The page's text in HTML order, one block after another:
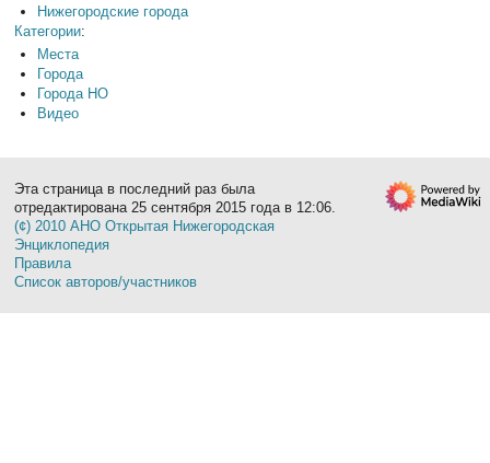
Нижегородские города
Категории:
Места
Города
Города НО
Видео
Эта страница в последний раз была
отредактирована 25 сентября 2015 года в 12:06.
(¢) 2010 АНО Открытая Нижегородская
Энциклопедия
Правила
Список авторов/участников